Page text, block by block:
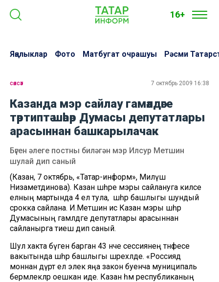
16+
Яңалыклар Фото Матбугат очрашуы Рәсми
сәясәт 7 октябрь 2009 16:38
Казанда мэр сайлау гамәлдәге
тәртиптә шәһәр Думасы депутатлары
арасыннан башкарылачак
Бүген әлеге постны биләгән мэр Илсур Метшин
шулай дип саный
(Казан, 7 октябрь, «Татар-информ», Миләүшә
Низаметдинова). Казан шәһәре мэры сайлануга киләсе
елның мартында 4 ел тула, ә шәһәр башлыгы шундый
срокка сайлана. И.Метшин исә Казан мэры шәһәр
Думасының гамәлдәге депутатлары арасыннан
сайланырга тиеш дип саный.
Шул хакта бүген барган 43 нче сессиянең тәнәфесе
вакытында шәһәр башлыгы шәрехләде. «Россиядә
моннан дүрт ел элек яңа закон буенча муниципаль
берәмлекләр оешкан иде. Казан һәм республиканың